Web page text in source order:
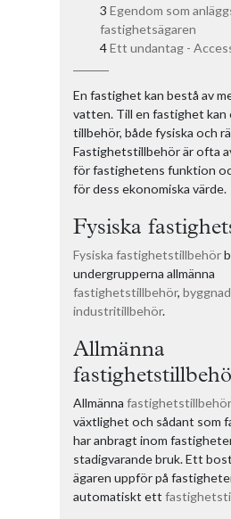
Egendom som
fastighetsägaren
Ett undantag -
En fastighet kan bestå av
vatten. Till en fastighet kan
tillbehör, både fysiska och
Fastighetstillbehör är ofta
för fastighetens funktion
för dess ekonomiska värde.
Fysiska
Fysiska fastighetstillbehör
undergrupperna allmänna
fastighetstillbehör,
industritillbehör.
Allmänna
Allmännafastighetstillbehör
växtlighet och sådant som
har anbragt inom
stadigvarande bruk. Ett
ägaren uppför på
automatiskt ett